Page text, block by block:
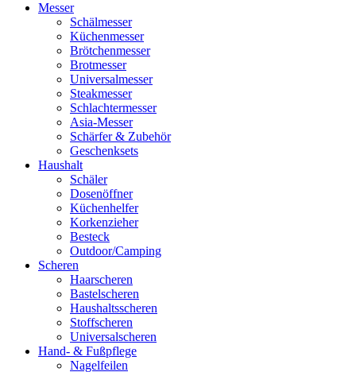
Messer
Schälmesser
Küchenmesser
Brötchenmesser
Brotmesser
Universalmesser
Steakmesser
Schlachtermesser
Asia-Messer
Schärfer & Zubehör
Geschenksets
Haushalt
Schäler
Dosenöffner
Küchenhelfer
Korkenzieher
Besteck
Outdoor/Camping
Scheren
Haarscheren
Bastelscheren
Haushaltsscheren
Stoffscheren
Universalscheren
Hand- & Fußpflege
Nagelfeilen